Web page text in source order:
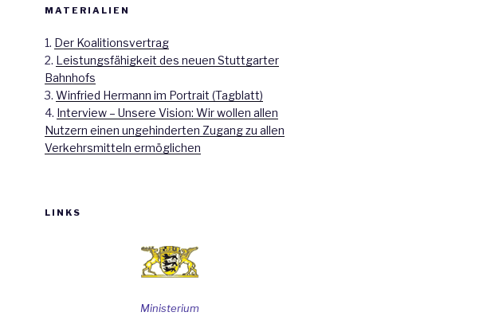
MATERIALIEN
1. Der Koalitionsvertrag
2. Leistungsfähigkeit des neuen Stuttgarter
Bahnhofs
3. Winfried Hermann im Portrait (Tagblatt)
4. Interview – Unsere Vision: Wir wollen allen
Nutzern einen ungehinderten Zugang zu allen
Verkehrsmitteln ermöglichen
LINKS
Ministerium